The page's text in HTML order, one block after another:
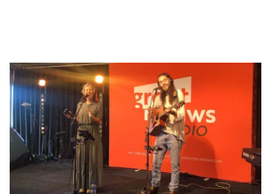
Podcasts
Muziek
Artikelen
Kanalen
Steun
onze